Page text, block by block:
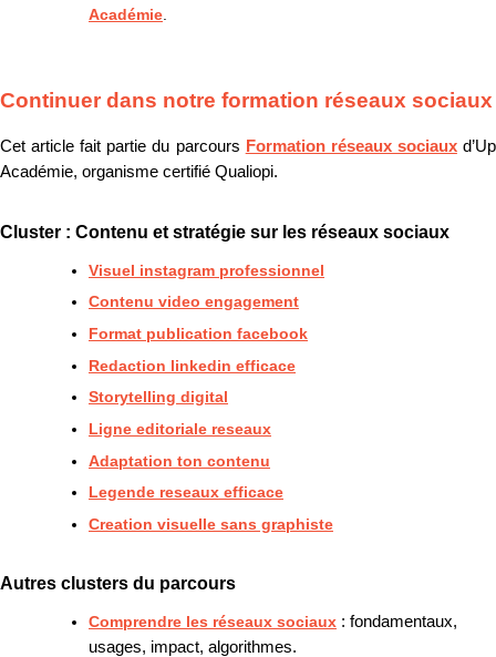
Académie
Continuer dans notre formation réseaux sociaux
Cet article fait partie du parcours Formation réseaux sociauxd’Up
Académie, organisme certifié Qualiopi.
Cluster : Contenu et stratégie sur les réseaux sociaux
Visuel instagram professionnel
Contenu video engagement
Format publication facebook
Redaction linkedin efficace
Storytelling digital
Ligne editoriale reseaux
Adaptation ton contenu
Legende reseaux efficace
Creation visuelle sans graphiste
Autres clusters du parcours
Comprendre les réseaux sociaux : fondamentaux,
usages, impact, algorithmes.